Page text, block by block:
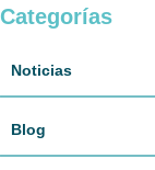
Categorías
Noticias
Blog